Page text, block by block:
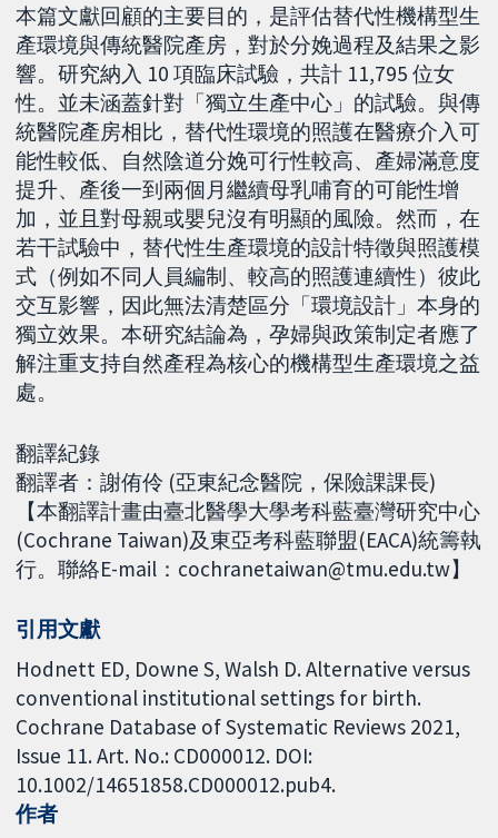
本篇文獻回顧的主要目的，是評估替代性機構型生
產環境與傳統醫院產房，對於分娩過程及結果之影
響。研究納入 10 項臨床試驗，共計 11,795 位女
性。並未涵蓋針對「獨立生產中心」的試驗。與傳
統醫院產房相比，替代性環境的照護在醫療介入可
能性較低、自然陰道分娩可行性較高、產婦滿意度
提升、產後一到兩個月繼續母乳哺育的可能性增
加，並且對母親或嬰兒沒有明顯的風險。然而，在
若干試驗中，替代性生產環境的設計特徵與照護模
式（例如不同人員編制、較高的照護連續性）彼此
交互影響，因此無法清楚區分「環境設計」本身的
獨立效果。本研究結論為，孕婦與政策制定者應了
解注重支持自然產程為核心的機構型生產環境之益
處。
翻譯紀錄
翻譯者：謝侑伶 (亞東紀念醫院，保險課課長)
【本翻譯計畫由臺北醫學大學考科藍臺灣研究中心
(Cochrane Taiwan)及東亞考科藍聯盟(EACA)統籌執
行。聯絡E-mail：cochranetaiwan@tmu.edu.tw】
引用文獻
Hodnett ED, Downe S, Walsh D. Alternative versus
conventional institutional settings for birth.
Cochrane Database of Systematic Reviews 2021,
Issue 11. Art. No.: CD000012. DOI:
10.1002/14651858.CD000012.pub4.
作者